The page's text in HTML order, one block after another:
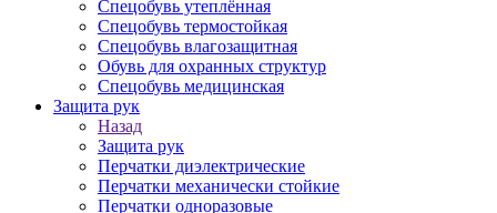
Спецобувь утеплённая
Спецобувь термостойкая
Спецобувь влагозащитная
Обувь для охранных структур
Спецобувь медицинская
Защита рук
Назад
Защита рук
Перчатки диэлектрические
Перчатки механически стойкие
Перчатки одноразовые